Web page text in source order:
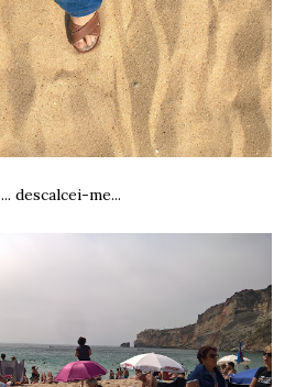
... descalcei-me...